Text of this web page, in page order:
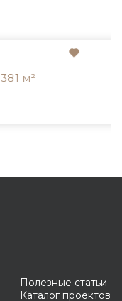
Полезные статьи
Каталог проектов